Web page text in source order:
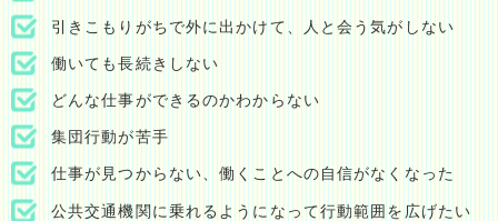
引きこもりがちで外に出かけて、人と会う気がしない
働いても長続きしない
どんな仕事ができるのかわからない
集団行動が苦手
仕事が見つからない、働くことへの自信がなくなった
公共交通機関に乗れるようになって行動範囲を広げたい